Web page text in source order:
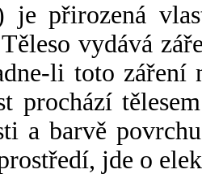
je přirozená
Těleso vydává
li toto záření
prochází
a barvě
jde o